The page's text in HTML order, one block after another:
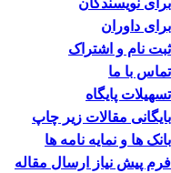
برای نویسندگان
برای داوران
ثبت نام و اشتراک
تماس با ما
تسهیلات پایگاه
بایگانی مقالات زیر چاپ
بانک ها و نمایه نامه ها
فرم پیش نیاز ارسال مقاله